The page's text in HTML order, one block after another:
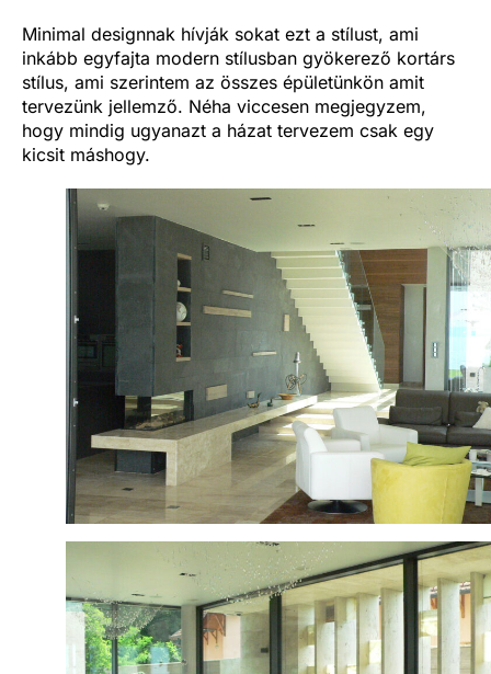
Minimal designnak hívják sokat ezt a stílust, ami
inkább egyfajta modern stílusban gyökerező kortárs
stílus, ami szerintem az összes épületünkön amit
tervezünk jellemző. Néha viccesen megjegyzem,
hogy mindig ugyanazt a házat tervezem csak egy
kicsit máshogy.